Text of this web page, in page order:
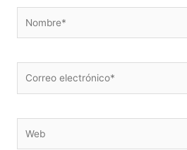
electrónico*